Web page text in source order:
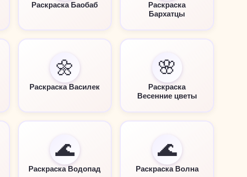
Раскраска Баобаб
Раскраска
Бархатцы
🌼
Раскраска Василек
🌸
Раскраска
Весенние цветы
🌊
Раскраска Водопад
🌊
Раскраска Волна